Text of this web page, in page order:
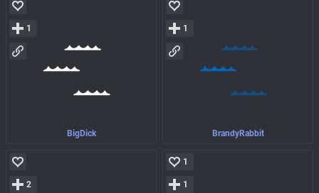
BigDick
1
BrandyRabbit
1
2
1
1